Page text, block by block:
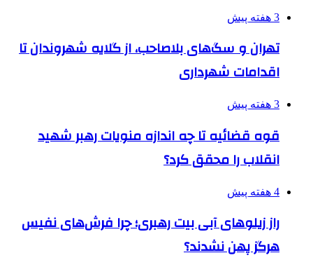
3 هفته پیش
تهران و سگ‌های بلاصاحب، از گلایه شهروندان تا
اقدامات شهرداری
3 هفته پیش
قوه قضائیه تا چه اندازه منویات رهبر شهید
انقلاب را محقق کرد؟
4 هفته پیش
راز زیلوهای آبی بیت رهبری؛ چرا فرش‌های نفیس
هرگز پهن نشدند؟